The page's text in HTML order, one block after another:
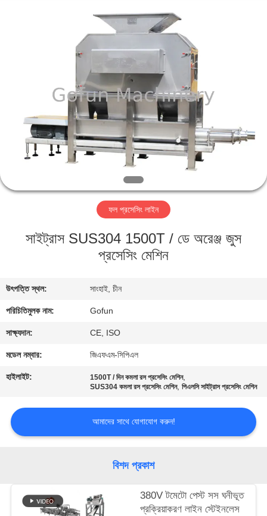
ভিডিও
VR
প্রদর্শন
আমাদের
কারখানা
ভ্রমণ
মান
নিয়ন্ত্রণ
যোগাযোগ
করুন
মামলা
ফল প্রসেসিং লাইন
সাইট্রাস SUS304 1500T / ডে অরেঞ্জ জুস
প্রসেসিং মেশিন
উৎপত্তি স্থল: সাংহাই, চীন
পরিচিতিমুলক নাম: Gofun
সাক্ষ্যদান: CE, ISO
মডেল নম্বার: জিএফএম-সিপিএল
হাইলাইট: 1500T / দিন কমলা রস প্রসেসিং মেশিন,
SUS304 কমলা রস প্রসেসিং মেশিন,পিএলসি সাইট্রাস প্রসেসিং মেশিন
আমাদের সাথে যোগাযোগ করুন!
বিশদ প্রকাশ
380V টমেটো পেস্ট সস ঘনীভূত
প্রক্রিয়াকরণ লাইন স্টেইনলেস